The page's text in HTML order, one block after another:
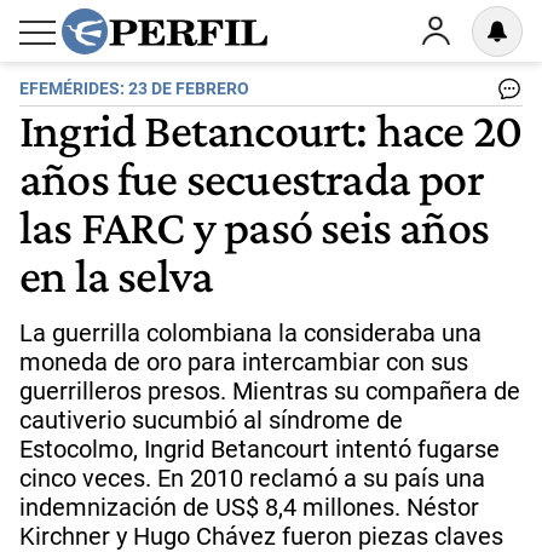
EFEMÉRIDES: 23 DE FEBRERO
Ingrid Betancourt: hace 20
años fue secuestrada por
las FARC y pasó seis años
en la selva
La guerrilla colombiana la consideraba una
moneda de oro para intercambiar con sus
guerrilleros presos. Mientras su compañera de
cautiverio sucumbió al síndrome de
Estocolmo, Ingrid Betancourt intentó fugarse
cinco veces. En 2010 reclamó a su país una
indemnización de US$ 8,4 millones. Néstor
Kirchner y Hugo Chávez fueron piezas claves